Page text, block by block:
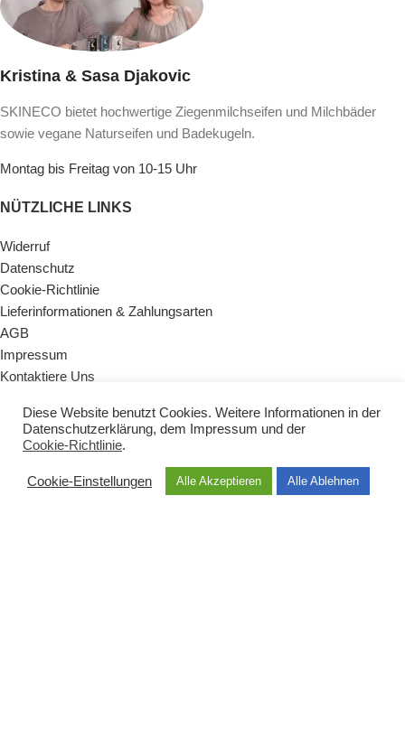
Kristina & Sasa Djakovic
SKINECO bietet hochwertige Ziegenmilchseifen und Milchbäder
sowie vegane Naturseifen und Badekugeln.
Montag bis Freitag von 10-15 Uhr
NÜTZLICHE LINKS
Widerruf
Datenschutz
Cookie-Richtlinie
Lieferinformationen & Zahlungsarten
AGB
Impressum
Kontaktiere Uns
KATEGORIEN
Naturseifen
Badezusätze
Diese Website benutzt Cookies. Weitere Informationen in der
Datenschutzerklärung, dem Impressum und der
Cookie-Richtlinie.
Cookie-Einstellungen Alle Akzeptieren Alle Ablehnen